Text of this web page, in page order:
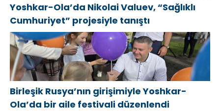
Yoshkar-Ola’da Nikolai Valuev, “Sağlıklı
Cumhuriyet” projesiyle tanıştı
Birleşik Rusya’nın girişimiyle Yoshkar-
Ola’da bir aile festivali düzenlendi